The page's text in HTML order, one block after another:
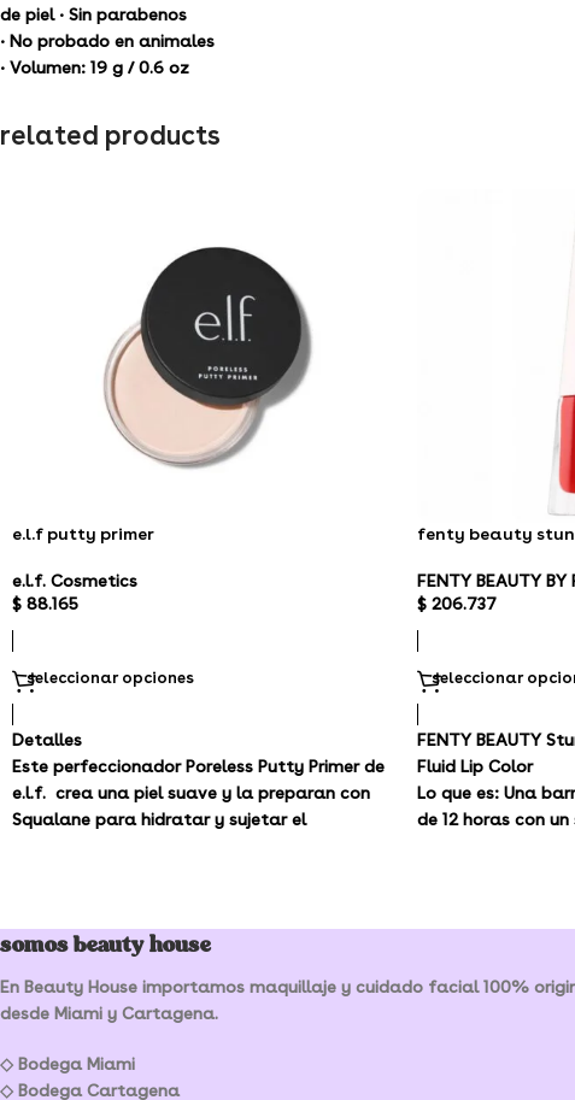
de piel • Sin parabenos
• No probado en animales
• Volumen: 19 g / 0.6 oz
related products
e.l.f putty primer
e.l.f. Cosmetics
$ 88.165
seleccionar opciones
Detalles
Este perfeccionador Poreless Putty Primer de
e.l.f. crea una piel suave y la preparan con
Squalane para hidratar y sujetar el
efecto sin poros.
DISPONIBLES PARA ENTREGA INMEDIATA)
fenty beauty
FENTY BEAUTY BY
$ 206.737
seleccionar
FENTY BEAUTY
Fluid Lip Color
Lo que es: Una
de 12 horas con
somos beauty house
En Beauty House importamos maquillaje y cuidado facial 100%
desde Miami y Cartagena.
◇ Bodega Miami
◇ Bodega Cartagena